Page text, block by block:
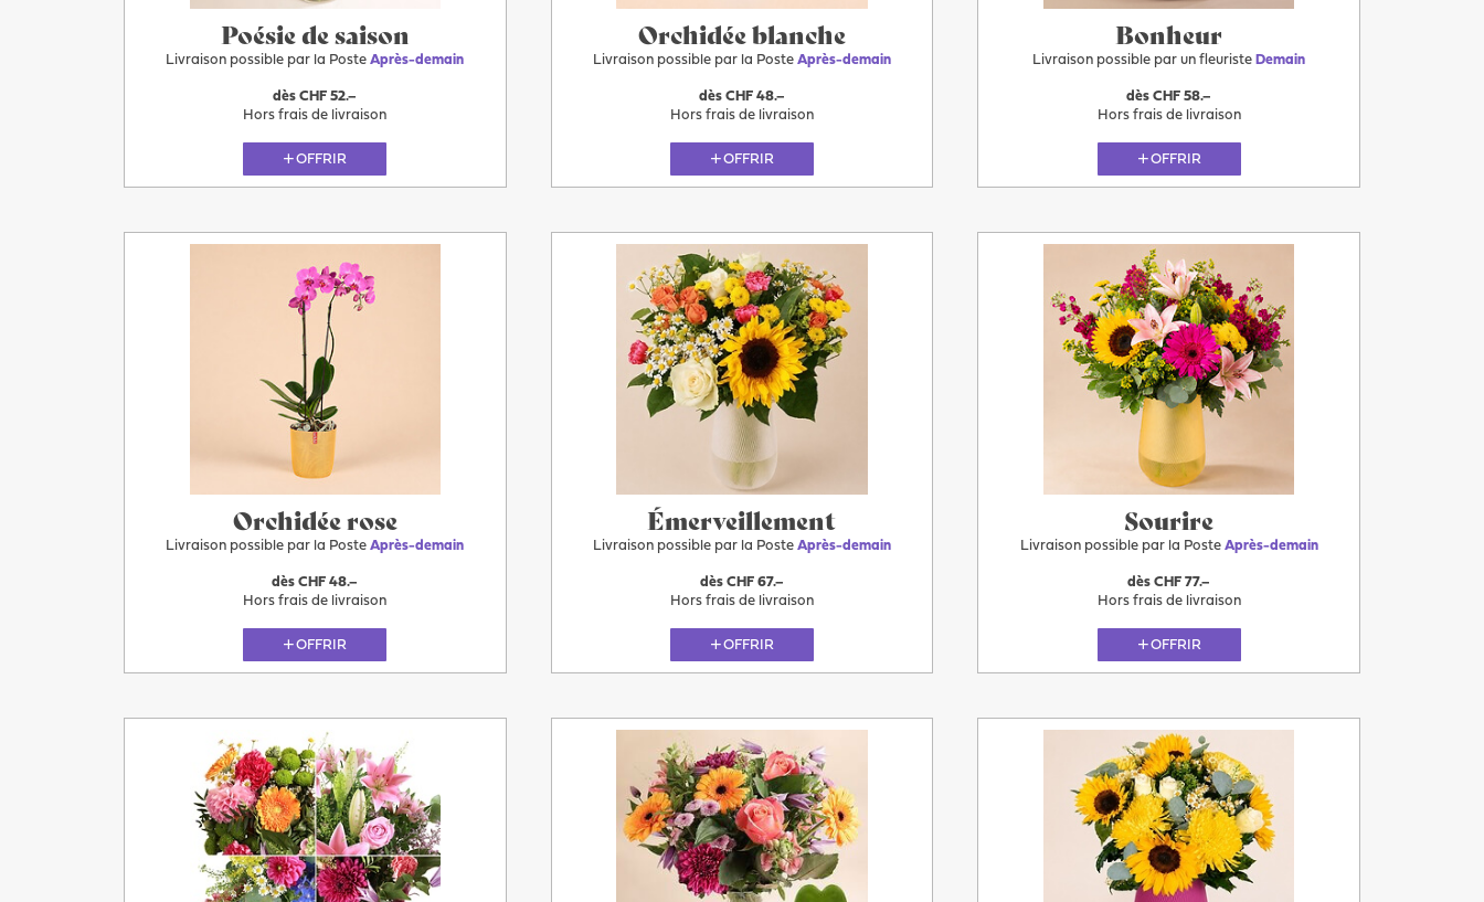
Poésie de saison
Livraison possible par la PosteAprès-demain
demain
dès CHF 52.–
Hors frais de livraison
OFFRIR
Orchidée blanche
Livraison possible par la Poste Après-demain
demain
dès CHF 48.–
Hors frais de livraison
OFFRIR
Bonheur
Livraison possible par un fleuriste Demain
dès CHF 58.–
Hors frais de livraison
OFFRIR
Orchidée rose
Livraison possible par la PosteAprès-demain
Après-
dès CHF 48.–
Hors frais de livraison
OFFRIR
Émerveillement
Livraison possible par la Poste Après-demain
Plus
dès CHF 67.–
Hors frais de livraison
OFFRIR
Sourire
Livraison possible par la Poste Après-demain
Après-
demain
dès CHF 77.–
Hors frais de livraison
OFFRIR